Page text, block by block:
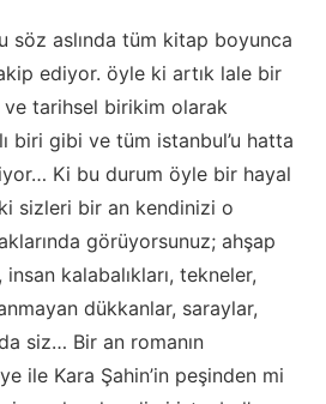
söz aslında tüm kitap boyunca
ediyor. öyle ki artık lale bir
ve tarihsel birikim olarak
biri gibi ve tüm istanbul’u hatta
Ki bu durum öyle bir hayal
sizleri bir an kendinizi o
görüyorsunuz; ahşap
kalabalıkları, tekneler,
dükkanlar, saraylar,
siz… Bir an romanın
ile Kara Şahin’in peşinden mi